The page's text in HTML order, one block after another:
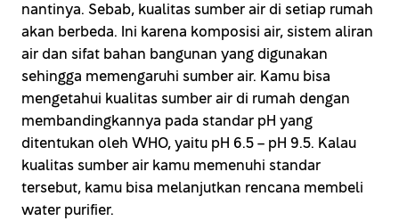
nantinya. Sebab, kualitas sumber air di setiap rumah
akan berbeda. Ini karena komposisi air, sistem aliran
air dan sifat bahan bangunan yang digunakan
sehingga memengaruhi sumber air. Kamu bisa
mengetahui kualitas sumber air di rumah dengan
membandingkannya pada standar pH yang
ditentukan oleh WHO, yaitu pH 6.5 – pH 9.5. Kalau
kualitas sumber air kamu memenuhi standar
tersebut, kamu bisa melanjutkan rencana membeli
water purifier.